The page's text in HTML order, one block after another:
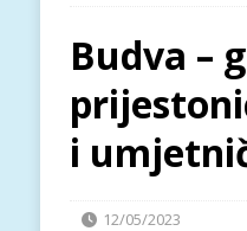
[ 05/08/
[ 07/08/
Budva –
i
12/05/2023